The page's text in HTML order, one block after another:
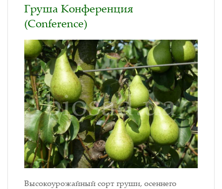
Груша Конференция
(Conference)
Высокоурожайный сорт груши, осеннего